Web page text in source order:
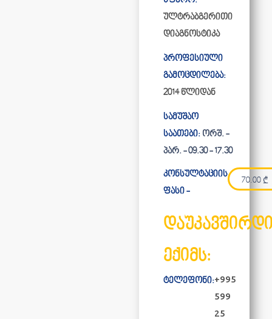
ულტრაბგერითი
დიაგნოსტიკა
პროფესიული
გამოცდილება:
2014 წლიდან
სამუშაო
საათები: ორშ. -
პარ. - 09.30 - 17.30
კონსულტაციის
ფასი -
70.00 ₾
ექიმს:
ტელეფონი:+995
599
25